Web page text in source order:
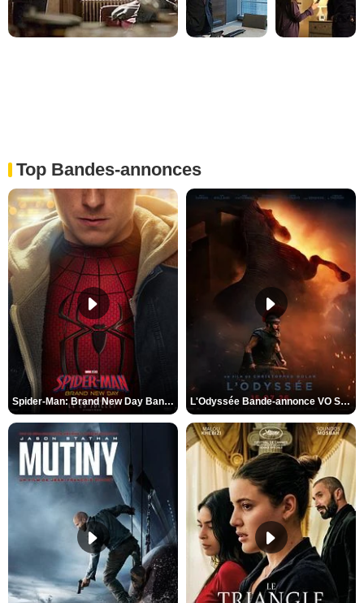
Top Bandes-annonces
Spider-Man: Brand New Day Bande-annonce VO STFR L'Odyssée Bande-annonce VO STFR